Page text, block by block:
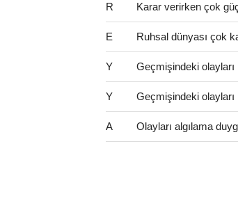
R Karar verirken çok
E Ruhsal dünyası çok
Y Geçmişindeki
Y Geçmişindeki
A Olayları algılama